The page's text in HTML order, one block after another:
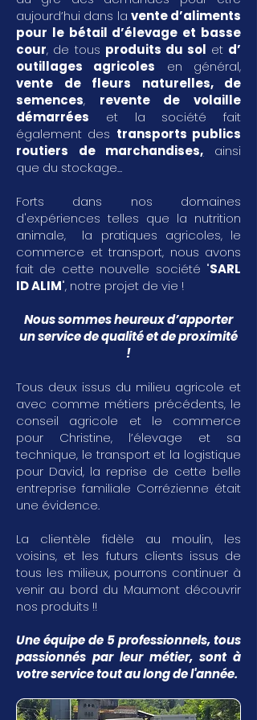
aujourd’hui dans la vente d’aliments
pour le bétail d’élevage et basse
cour, de tous produits du sol et d’
outillages agricoles en général,
vente de fleurs naturelles, de
semences, revente de volaille
démarrées et la société fait
également des transports publics
routiers de marchandises, ainsi
que du stockage...
Forts dans nos domaines
d'expériences telles que la nutrition
animale, la pratiques agricoles, le
commerce et transport, nous avons
fait de cette nouvelle société "SARL
ID ALIM", notre projet de vie !
Nous sommes heureux d’apporter
un service de qualité et de proximité
!
Tous deux issus du milieu agricole et
avec comme métiers précédents, le
conseil agricole et le commerce
pour Christine, l’élevage et sa
technique, le transport et la logistique
pour David, la reprise de cette belle
entreprise familiale Corrézienne était
une évidence.
La clientèle fidèle au moulin, les
voisins, et les futurs clients issus de
tous les milieux, pourrons continuer à
venir au bord du Maumont découvrir
nos produits !!
Une équipe de 5 professionnels, tous
passionnés par leur métier, sont à
votre service tout au long de l'année.